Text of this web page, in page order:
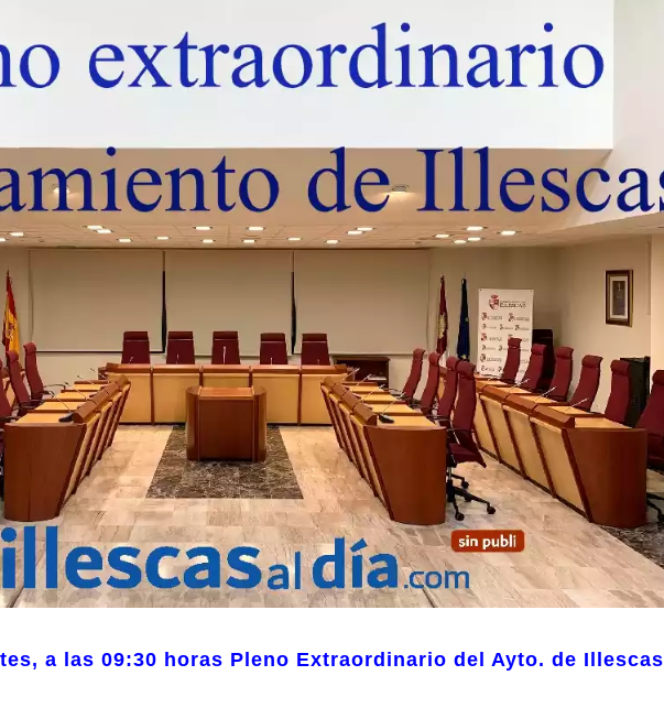
a las 09:30 horas Pleno Extraordinario del Ayto. de Illescas